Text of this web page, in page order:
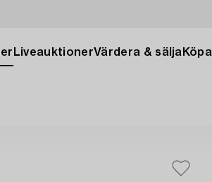
LiveauktionerVärdera & sälja Köpa